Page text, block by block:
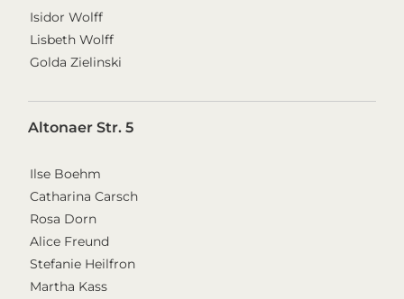
Isidor Wolff
Lisbeth Wolff
Golda Zielinski
Altonaer Str. 5
Ilse Boehm
Catharina Carsch
Rosa Dorn
Alice Freund
Stefanie Heilfron
Martha Kass